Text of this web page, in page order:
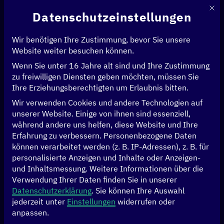
Startseite > Events
>
Side Event: GovStack – ein Leuchtturmvorhaben der Digitalstrategie
Berlin Recap
Side Event:
GovStack – ein
Leuchtturmvorhabe
n der
Mit
Datenschutzeinstellungen
Wir benötigen Ihre Zustimmung, bevor Sie unsere
Website weiter besuchen können.
Wenn Sie unter 16 Jahre alt sind und Ihre Zustimmung
zu freiwilligen Diensten geben möchten, müssen Sie
Ihre Erziehungsberechtigten um Erlaubnis bitten.
Wir verwenden Cookies und andere Technologien auf
unserer Website. Einige von ihnen sind essenziell,
während andere uns helfen, diese Website und Ihre
Erfahrung zu verbessern. Personenbezogene Daten
können verarbeitet werden (z. B. IP-Adressen), z. B. für
personalisierte Anzeigen und Inhalte oder Anzeigen-
und Inhaltsmessung. Weitere Informationen über die
Verwendung Ihrer Daten finden Sie in unserer
Datenschutzerklärung. Sie können Ihre Auswahl
jederzeit unter Einstellungen widerrufen oder
anpassen.